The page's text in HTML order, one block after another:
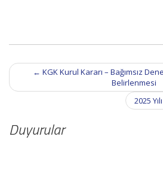
Post
navigation
← KGK Kurul Kararı – Bağımsız
Belirlenmesi
2025
Duyurular